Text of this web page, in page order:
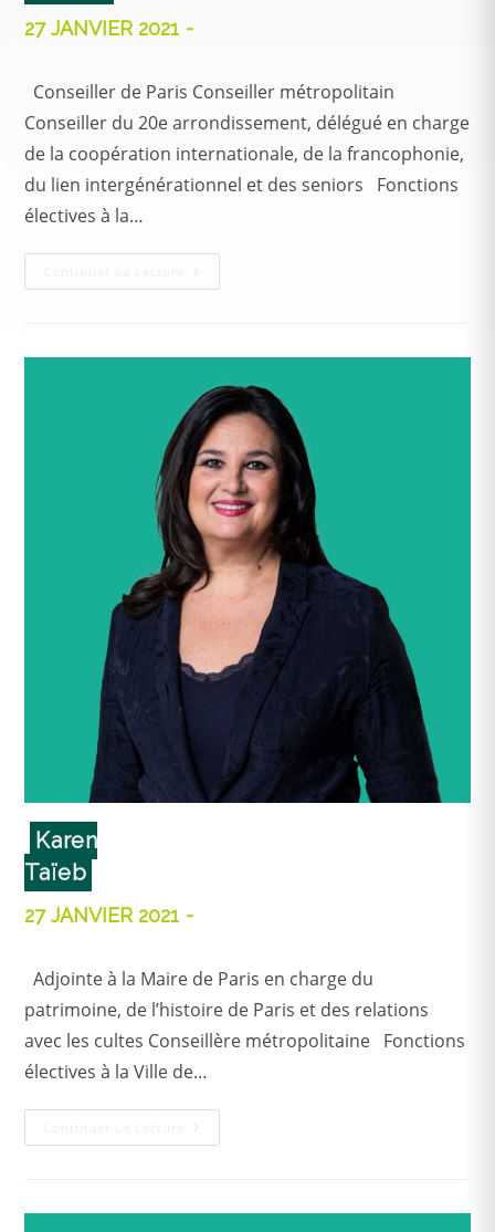
27 JANVIER 2021
Conseiller de Paris Conseiller métropolitain
Conseiller du 20e arrondissement, délégué en charge
de la coopération internationale, de la francophonie,
du lien intergénérationnel et des seniors Fonctions
électives à la…
Karen
Taïeb
27 JANVIER 2021
Adjointe à la Maire de Paris en charge du
patrimoine, de l’histoire de Paris et des relations
avec les cultes Conseillère métropolitaine Fonctions
électives à la Ville de…